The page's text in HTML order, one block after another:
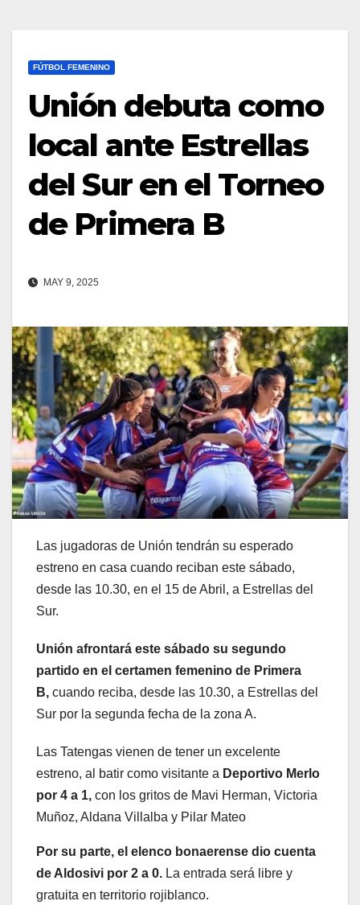
FÚTBOL FEMENINO
Unión debuta como
local ante Estrellas
del Sur en el Torneo
de Primera B
MAY 9, 2025
Las jugadoras de Unión tendrán su esperado
estreno en casa cuando reciban este sábado,
desde las 10.30, en el 15 de Abril, a Estrellas del
Sur.
Unión afrontará este sábado su segundo
partido en el certamen femenino de Primera
B, cuando reciba, desde las 10.30, a Estrellas del
Sur por la segunda fecha de la zona A.
Las Tatengas vienen de tener un excelente
estreno, al batir como visitante a Deportivo Merlo
por 4 a 1, con los gritos de Mavi Herman, Victoria
Muñoz, Aldana Villalba y Pilar Mateo
Por su parte, el elenco bonaerense dio cuenta
de Aldosivi por 2 a 0. La entrada será libre y
gratuita en territorio rojiblanco.